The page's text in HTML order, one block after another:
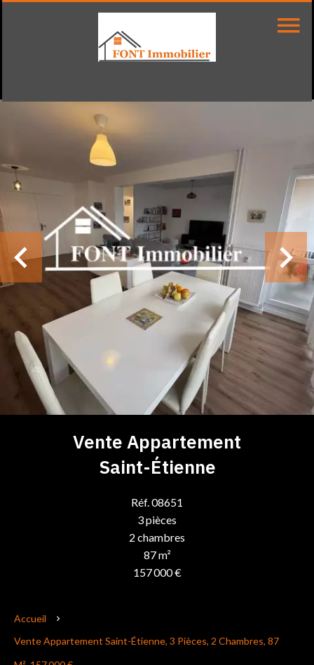
Vente Appartement
Saint-Étienne
Réf. 08651
3 pièces
2 chambres
87 m²
157 000 €
Accueil
Vente Appartement Saint-Étienne, 3 Pièces, 2 Chambres, 87